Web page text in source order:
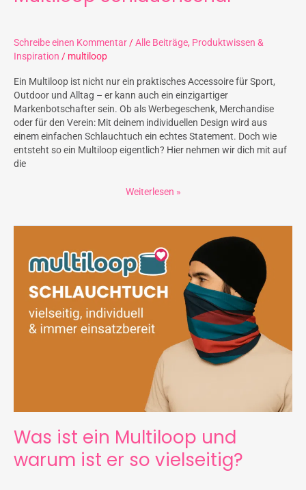
Schreibe einen Kommentar/Alle Beiträge, Produktwissen &
Inspiration / multiloop
Ein Multiloop ist nicht nur ein praktisches Accessoire für Sport,
Outdoor und Alltag – er kann auch ein einzigartiger
Markenbotschafter sein. Ob als Werbegeschenk, Merchandise
oder für den Verein: Mit deinem individuellen Design wird aus
einem einfachen Schlauchtuch ein echtes Statement. Doch wie
entsteht so ein Multiloop eigentlich? Hier nehmen wir dich mit auf
die
Weiterlesen »
Was ist ein Multiloop und
warum ist er so vielseitig?
ein
Multiloop
und
warum
ist
er
vielseitig?